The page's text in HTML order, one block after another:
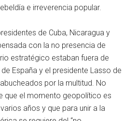
e irreverencia popular.
de Cuba, Nicaragua y
con la no presencia de
estratégico estaban fuera de
España y el presidente Lasso de
por la multitud. No
que el momento geopolítico es
años y que para unir a la